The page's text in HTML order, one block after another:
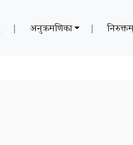
| अनुक्रमणिका |